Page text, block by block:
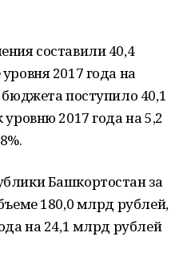
составили 40,4
2017 года на
поступило 40,1
2017 года на 5,2
Башкортостан за
180,0 млрд рублей,
на 24,1 млрд рублей